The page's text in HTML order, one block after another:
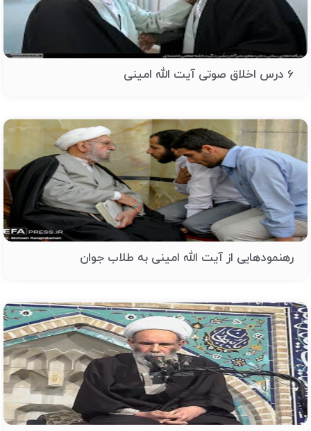
رهنمودهایی از آیت الله امینی به طلاب جوان